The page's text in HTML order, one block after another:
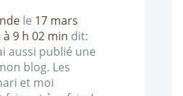
le 17 mars
à 9 h 02 min dit:
aussi publié une
blog. Les
et moi